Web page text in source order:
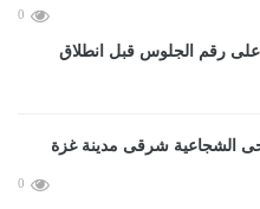
0
رقم الجلوس قبل انطلاق
0